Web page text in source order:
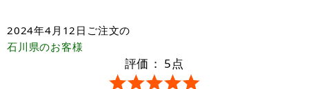
2024年4月12日 ご注文の
石川県のお客様
評価： 5点